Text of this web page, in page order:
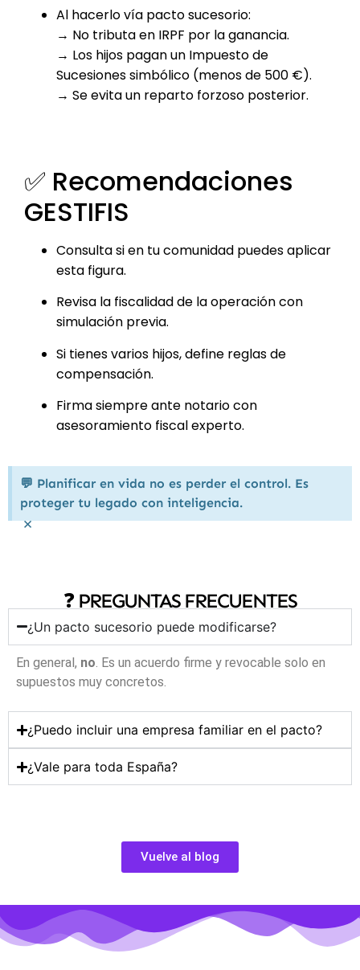
Al hacerlo vía pacto sucesorio:
→ No tributa en IRPF por la ganancia.
→ Los hijos pagan un Impuesto de
Sucesiones simbólico (menos de 500 €).
→ Se evita un reparto forzoso posterior.
✅ Recomendaciones
GESTIFIS
Consulta si en tu comunidad puedes aplicar
esta figura.
Revisa la fiscalidad de la operación con
simulación previa.
Si tienes varios hijos, define reglas de
compensación.
Firma siempre ante notario con
asesoramiento fiscal experto.
💬 Planificar en vida no es perder el control. Es
proteger tu legado con inteligencia.
×
❓ PREGUNTAS FRECUENTES
¿Un pacto sucesorio puede modificarse?
En general, no. Es un acuerdo firme y revocable solo en
supuestos muy concretos.
¿Puedo incluir una empresa familiar en el pacto?
¿Vale para toda España?
Vuelve al blog